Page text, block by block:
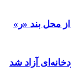
محل بند «ر»